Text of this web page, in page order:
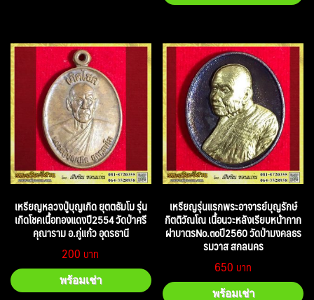
เหรียญหลวงปู่บุญเกิด ยุตตธัมโม รุ่น
เกิดโชคเนื้อทองแดงปี2554 วัดป่าศรี
คุณาราม อ.กู่แก้ว อุดรธานี
200
พร้อมเช่า
เหรียญรุ่นแรกพระอาจารย์บุญรักษ์
กิตติวัณโณ เนื้อนวะหลังเรียบหน้ากาก
ฝาบาตรNo.๓๐ปี2560 วัดป่ามงคลธร
รมวาส สกลนคร
650
พร้อมเช่า